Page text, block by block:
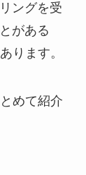
ングを受
がある
ります。
めて紹介